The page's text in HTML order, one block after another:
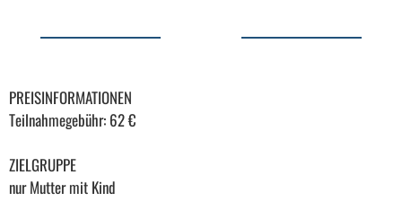
PREISINFORMATIONEN
Teilnahmegebühr: 62 €
ZIELGRUPPE
nur Mutter mit Kind